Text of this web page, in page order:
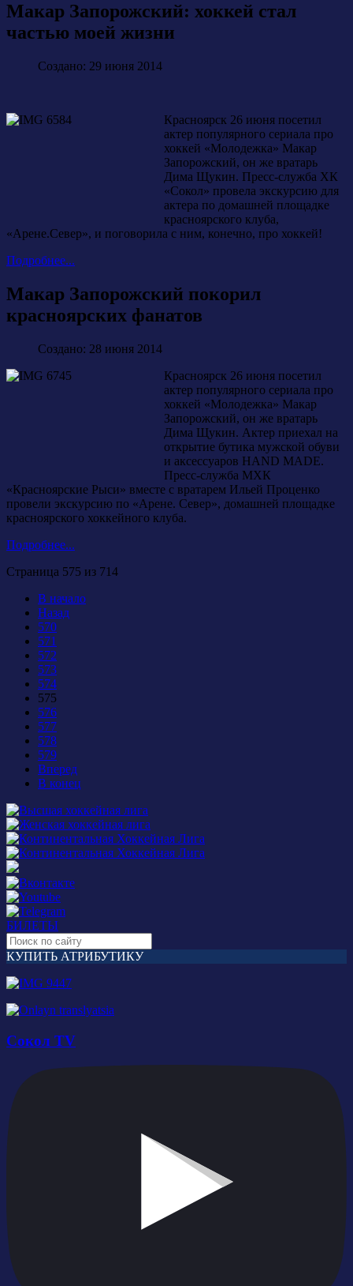
Макар Запорожский: хоккей стал
частью моей жизни
Создано: 29 июня 2014
Красноярск 26 июня посетил
актер популярного сериала про
хоккей «Молодежка» Макар
Запорожский, он же вратарь
Дима Щукин. Пресс-служба ХК
«Сокол» провела экскурсию для
актера по домашней площадке
красноярского клуба,
«Арене.Север», и поговорила с ним, конечно, про хоккей!
Подробнее...
Макар Запорожский покорил
красноярских фанатов
Создано: 28 июня 2014
Красноярск 26 июня посетил
актер популярного сериала про
хоккей «Молодежка» Макар
Запорожский, он же вратарь
Дима Щукин. Актер приехал на
открытие бутика мужской обуви
и аксессуаров HAND MADE.
Пресс-служба МХК
«Красноярские Рыси» вместе с вратарем Ильей Проценко
провели экскурсию по «Арене. Север», домашней площадке
красноярского хоккейного клуба.
Подробнее...
Страница 575 из 714
В начало
Назад
570
571
572
573
574
575
576
577
578
579
Вперед
В конец
БИЛЕТЫ
КУПИТЬ АТРИБУТИКУ
Сокол TV